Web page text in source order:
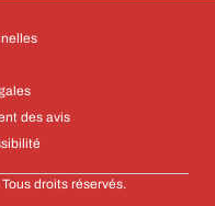
des avis
droits réservés.